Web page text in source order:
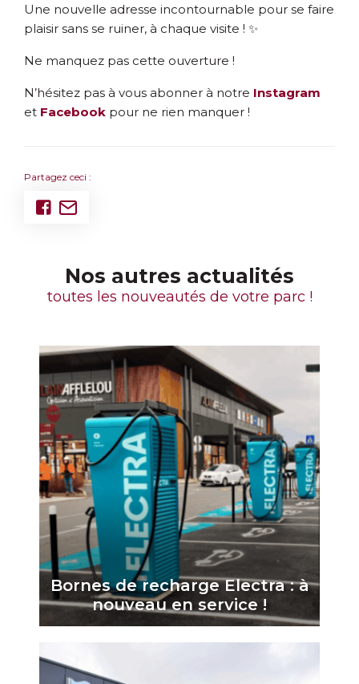
Une nouvelle adresse incontournable pour se faire
plaisir sans se ruiner, à chaque visite ! ✨
Ne manquez pas cette ouverture !
N’hésitez pas à vous abonner à notre Instagram
et Facebook pour ne rien manquer !
Partagez ceci :
Nos autres actualités
toutes les nouveautés de votre parc !
Bornes de recharge Electra : à
nouveau en service !